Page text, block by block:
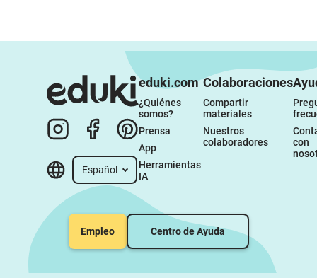
Español
eduki.com
¿Quiénes
somos?
Prensa
App
Herramientas
IA
Colaboraciones
Compartir
materiales
Nuestros
colaboradores
con
Empleo Centro de Ayuda